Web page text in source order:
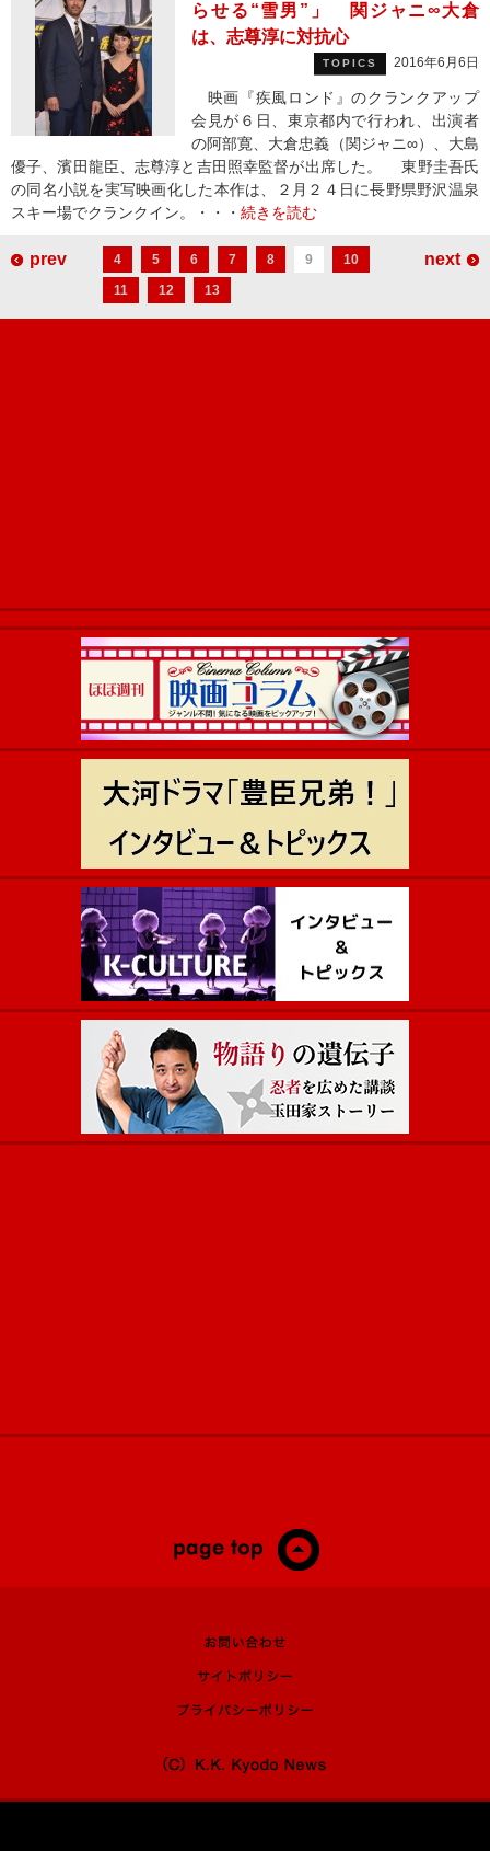
らせる“雪男”」 関ジャニ∞大倉
は、志尊淳に対抗心
TOPICS 2016年6月6日
映画『疾風ロンド』のクランクアップ
会見が６日、東京都内で行われ、出演者
の阿部寛、大倉忠義（関ジャニ∞）、大島
優子、濱田龍臣、志尊淳と吉田照幸監督が出席した。 東野圭吾氏
の同名小説を実写映画化した本作は、２月２４日に長野県野沢温泉
スキー場でクランクイン。・・・ 続きを読む
prev 4 5 6 7 8 9
10
11
12 13
next